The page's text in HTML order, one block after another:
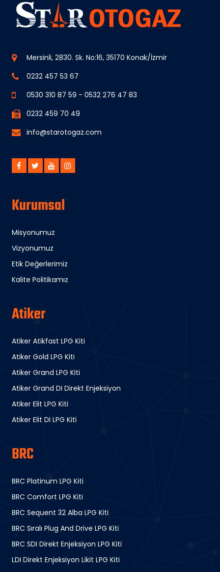
Mersinli, 2830. Sk. No:16, 35170 Konak/İzmir
0232 457 53 67
0530 310 87 59 - 0532 276 47 83
0232 459 70 49
info@starotogaz.com
Kurumsal
Misyonumuz
Vizyonumuz
Etik Değerlerimiz
Kalite Politikamız
Atiker
Atiker Atikfast LPG Kiti
Atiker Gold LPG Kiti
Atiker Grand LPG Kiti
Atiker Grand DI Direkt Enjeksiyon
Atiker Elit LPG Kiti
Atiker Elit DI LPG Kiti
BRC
BRC Platinum LPG Kiti
BRC Comfort LPG Kiti
BRC Sequent 32 Alba LPG Kiti
BRC Sıralı Plug And Drive LPG Kiti
BRC SDI Direkt Enjeksiyon LPG Kiti
LDI Direkt Enjeksiyon Likit LPG Kiti